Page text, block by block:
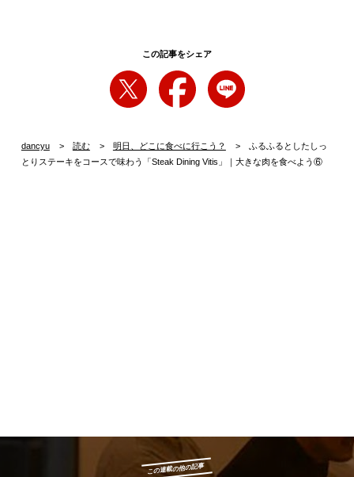
この記事をシェア
dancyu 読む 明日、どこに食べに行こう？
ふるふるとしたしっ
とりステーキをコースで味わう「Steak Dining Vitis」｜大きな肉を食べよう⑥
この連載の他の記事